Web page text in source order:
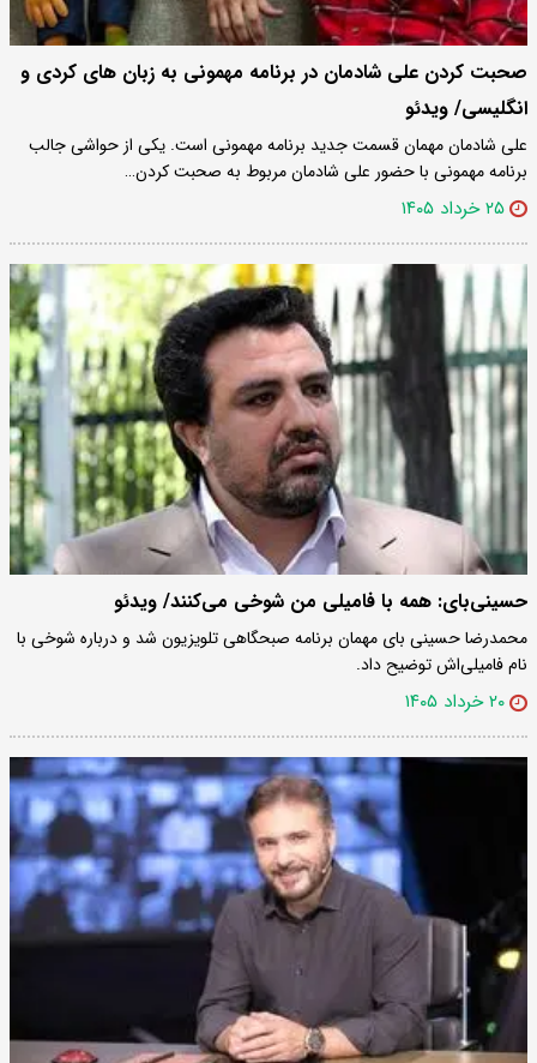
صحبت کردن علی شادمان در برنامه مهمونی به زبان های کردی و
انگلیسی/ ویدئو
علی شادمان مهمان قسمت جدید برنامه مهمونی است. یکی از حواشی جالب
برنامه مهمونی با حضور علی شادمان مربوط به صحبت کردن…
۲۵ خرداد ۱۴۰۵
حسینی‌بای: همه با فامیلی من شوخی می‌کنند/ ویدئو
محمدرضا حسینی بای مهمان برنامه صبحگاهی تلویزیون شد و درباره شوخی با
نام فامیلی‌اش توضیح داد.
۲۰ خرداد ۱۴۰۵